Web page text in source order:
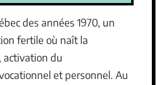
des années 1970, un
fertile où naît la
, activation du
et personnel. Au